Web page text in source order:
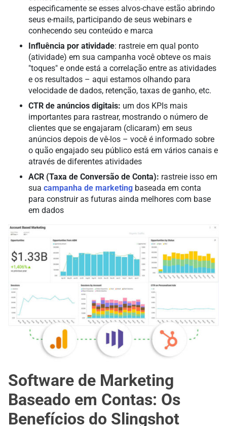
especificamente se esses alvos-chave estão abrindo
seus e-mails, participando de seus webinars e
conhecendo seu conteúdo e marca
Influência por atividade: rastreie em qual ponto
(atividade) em sua campanha você obteve os mais
"toques" e onde está a correlação entre as atividades
e os resultados – aqui estamos olhando para
velocidade de dados, retenção, taxas de ganho, etc.
CTR de anúncios digitais: um dos KPIs mais
importantes para rastrear, mostrando o número de
clientes que se engajaram (clicaram) em seus
anúncios depois de vê-los – você é informado sobre
o quão engajado seu público está em vários canais e
através de diferentes atividades
ACR (Taxa de Conversão de Conta): rastreie isso em
sua campanha de marketing baseada em conta
para construir as futuras ainda melhores com base
em dados
Software de Marketing
Baseado em Contas: Os
Benefícios do Slingshot